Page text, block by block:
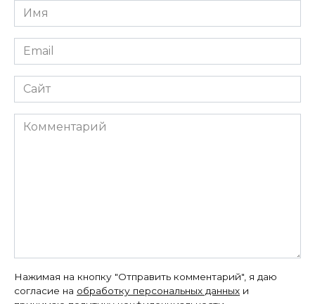
Имя
*
Email
*
Сайт
Комментарий
Нажимая на кнопку "Отправить комментарий", я даю
согласие на обработку персональных данных и